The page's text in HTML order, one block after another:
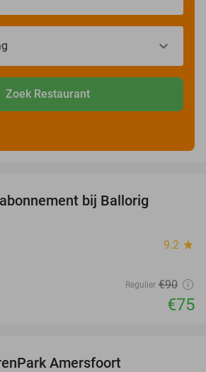
Zoek Restaurant
bij Ballorig
9.2 star
Regulier €90
€75
Amersfoort